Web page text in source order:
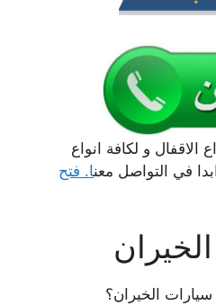
الاقفال و لكافة انواع
في التواصل معنا. فتح
الخيران؟